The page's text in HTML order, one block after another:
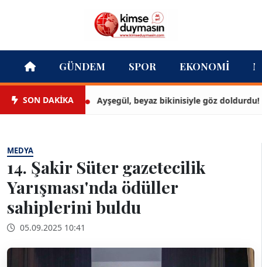
GÜNDEM SPOR EKONOMI
SON DAKİKAAyşegül, beyaz bikinisiyle göz doldurdu!
MEDYA
14. Şakir Süter gazetecilik
Yarışması'nda ödüller
sahiplerini buldu
05.09.2025 10:41